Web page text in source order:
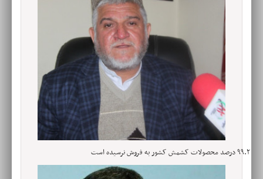
۹۹.۲ درصد محصولات کشمش کشور به فروش نرسیده است